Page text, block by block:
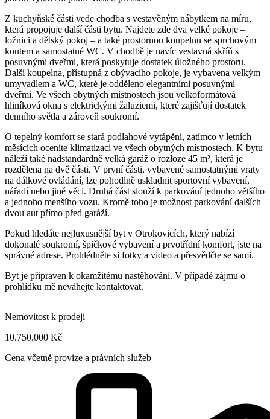
Z kuchyňské části vede chodba s vestavěným nábytkem na míru,
která propojuje další části bytu. Najdete zde dva velké pokoje –
ložnici a dětský pokoj – a také prostornou koupelnu se sprchovým
koutem a samostatné WC. V chodbě je navíc vestavná skříň s
posuvnými dveřmi, která poskytuje dostatek úložného prostoru.
Další koupelna, přístupná z obývacího pokoje, je vybavena velkým
umyvadlem a WC, které je odděleno elegantními posuvnými
dveřmi. Ve všech obytných místnostech jsou velkoformátová
hliníková okna s elektrickými žaluziemi, které zajišťují dostatek
denního světla a zároveň soukromí.
O tepelný komfort se stará podlahové vytápění, zatímco v letních
měsících oceníte klimatizaci ve všech obytných místnostech. K bytu
náleží také nadstandardně velká garáž o rozloze 45 m², která je
rozdělena na dvě části. V první části, vybavené samostatnými vraty
na dálkové ovládání, lze pohodlně uskladnit sportovní vybavení,
nářadí nebo jiné věci. Druhá část slouží k parkování jednoho většího
a jednoho menšího vozu. Kromě toho je možnost parkování dalších
dvou aut přímo před garáží.
Pokud hledáte nejluxusnější byt v Otrokovicích, který nabízí
dokonalé soukromí, špičkové vybavení a prvotřídní komfort, jste na
správné adrese. Prohlédněte si fotky a video a přesvědčte se sami.
Byt je připraven k okamžitému nastěhování. V případě zájmu o
prohlídku mě neváhejte kontaktovat.
Nemovitost k prodeji
10.750.000 Kč
Cena včetně provize a právních služeb